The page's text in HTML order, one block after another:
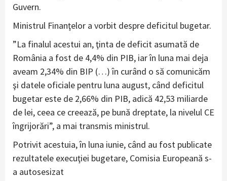
Guvern.
Ministrul Finanţelor a vorbit despre deficitul bugetar.
”La finalul acestui an, ţinta de deficit asumată de
România a fost de 4,4% din PIB, iar în luna mai deja
aveam 2,34% din BIP (…) în curând o să comunicăm
şi datele oficiale pentru luna august, când deficitul
bugetar este de 2,66% din PIB, adică 42,53 miliarde
de lei, ceea ce creează, pe bună dreptate, la nivelul CE
îngrijorări”, a mai transmis ministrul.
Potrivit acestuia, în luna iunie, când au fost publicate
rezultatele execuţiei bugetare, Comisia Europeană s-
a autosesizat